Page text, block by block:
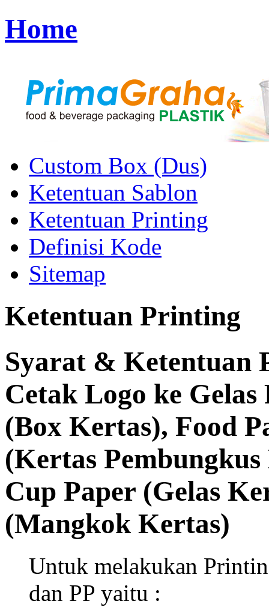
Home
Custom Box (Dus)
Ketentuan Sablon
Ketentuan Printing
Definisi Kode
Sitemap
Ketentuan Printing
Syarat & Ketentuan
Cetak Logo ke
(Box Kertas), Food
(Kertas
Cup Paper (Gelas
(Mangkok Kertas)
Untuk melakukan
dan PP yaitu :